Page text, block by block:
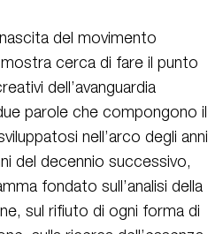
del movimento
cerca di fare il punto
dell’avanguardia
parole che compongono il
nell’arco degli anni
del decennio successivo,
fondato sull’analisi della
sul rifiuto di ogni forma di